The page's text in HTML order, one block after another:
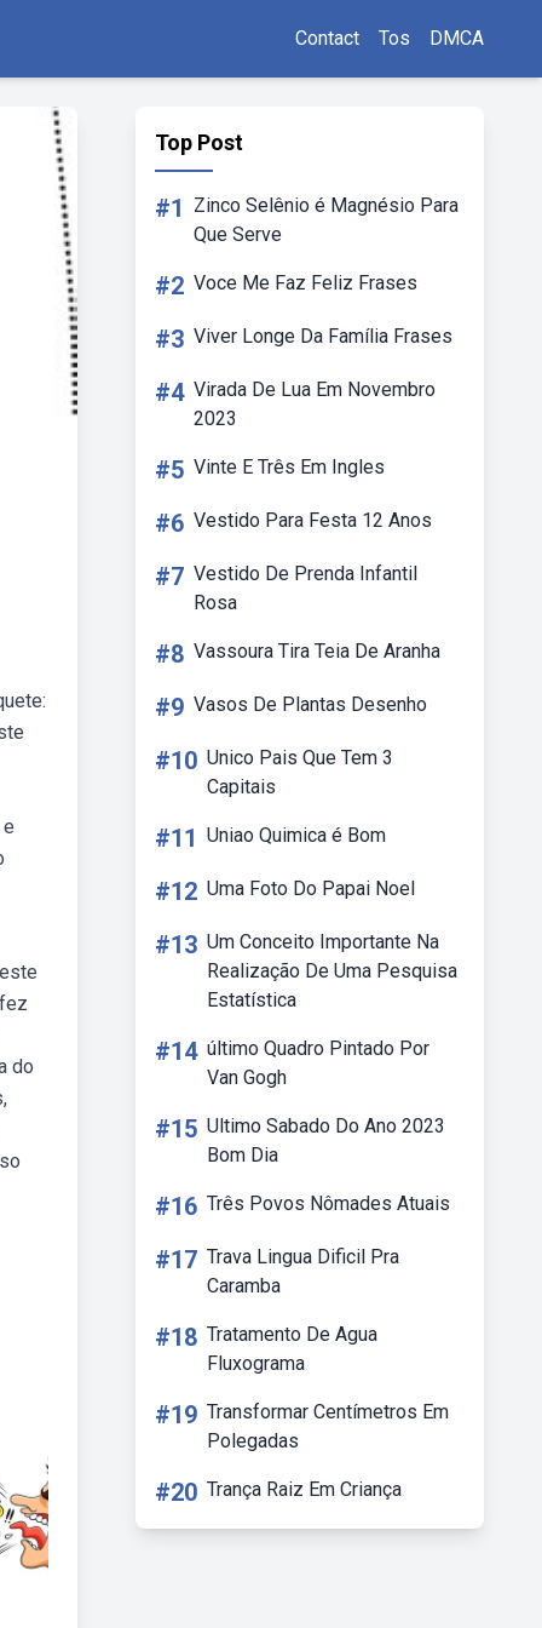
Contact Tos DMCA
do
Top Post
#1
Zinco Selênio é Magnésio Para
Que Serve
#2 Voce Me Faz Feliz Frases
#3 Viver Longe Da Família Frases
#4 Virada De Lua Em Novembro
2023
#5 Vinte E Três Em Ingles
#6 Vestido Para Festa 12 Anos
#7 Vestido De Prenda Infantil
Rosa
#8 Vassoura Tira Teia De Aranha
#9 Vasos De Plantas Desenho
#10 Unico Pais Que Tem 3
Capitais
#11 Uniao Quimica é Bom
#12 Uma Foto Do Papai Noel
#13 Um Conceito Importante Na
Realização De Uma Pesquisa
Estatística
#14 último Quadro Pintado Por
Van Gogh
#15 Ultimo Sabado Do Ano 2023
Bom Dia
#16 Três Povos Nômades Atuais
#17 Trava Lingua Dificil Pra
Caramba
#18 Tratamento De Agua
Fluxograma
#19 Transformar Centímetros Em
Polegadas
#20 Trança Raiz Em Criança